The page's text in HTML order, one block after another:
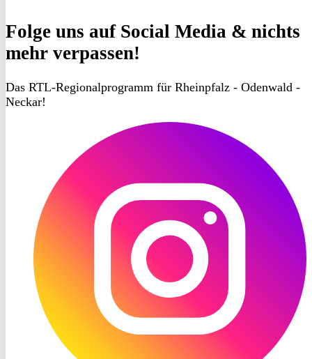
Folge uns auf Social Media & nichts
mehr verpassen!
Das RTL-Regionalprogramm für Rheinpfalz - Odenwald -
Neckar!
Instagram